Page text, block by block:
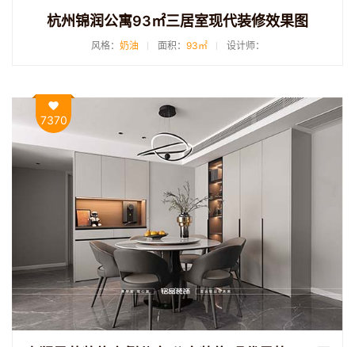
杭州锦润公寓93㎡三居室现代装修效果图
风格： 奶油 面积： 93㎡ 设计师：
7370